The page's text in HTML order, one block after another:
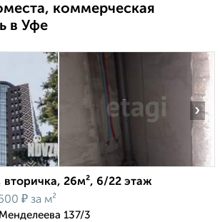
коммерческая
в Уфе
›
вторичка, 26м², 6/22 этаж
₽ за м²
137/3